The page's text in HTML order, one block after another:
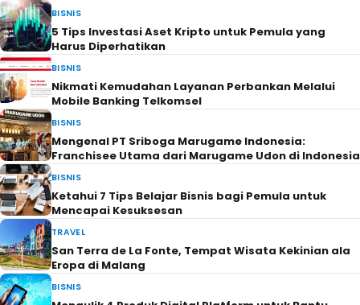
BISNIS
5 Tips Investasi Aset Kripto untuk Pemula yang
Harus Diperhatikan
BISNIS
Nikmati Kemudahan Layanan Perbankan Melalui
Mobile Banking Telkomsel
BISNIS
Mengenal PT Sriboga Marugame Indonesia:
Franchisee Utama dari Marugame Udon di Indonesia
BISNIS
Ketahui 7 Tips Belajar Bisnis bagi Pemula untuk
Mencapai Kesuksesan
TRAVEL
San Terra de La Fonte, Tempat Wisata Kekinian ala
Eropa di Malang
BISNIS